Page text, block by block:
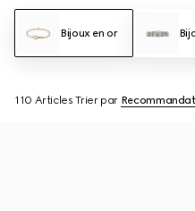
Bijoux en or
110 Articles Trier par